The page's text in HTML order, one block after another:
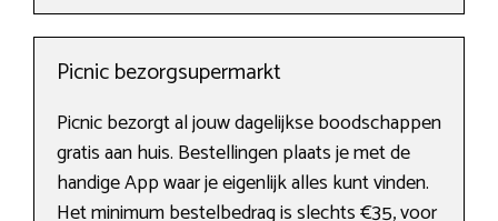
Picnic bezorgsupermarkt
Picnic bezorgt al jouw dagelijkse boodschappen
gratis aan huis. Bestellingen plaats je met de
handige App waar je eigenlijk alles kunt vinden.
Het minimum bestelbedrag is slechts €35, voor